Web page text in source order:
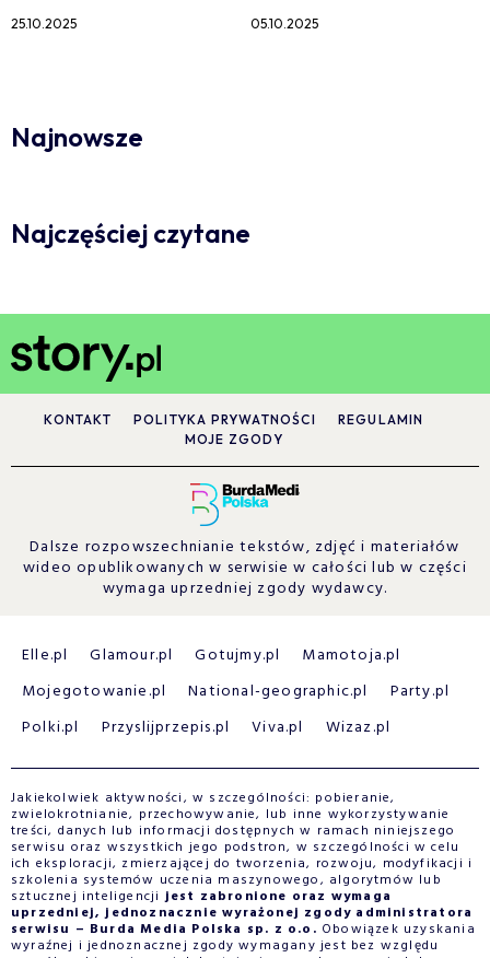
25.10.2025 05.10.2025
Najnowsze
Najczęściej czytane
KONTAKT POLITYKA PRYWATNOŚCI
REGULAMIN
MOJE ZGODY
Dalsze rozpowszechnianie tekstów, zdjęć i materiałów
wideo opublikowanych w serwisie w całości lub w części
wymaga uprzedniej zgody wydawcy.
Elle.pl Glamour.pl Gotujmy.pl
Mamotoja.pl
Mojegotowanie.pl
National-geographic.pl
Party.pl
Polki.pl
Przyslijprzepis.pl Viva.pl Wizaz.pl
Jakiekolwiek aktywności, w szczególności: pobieranie,
zwielokrotnianie, przechowywanie, lub inne wykorzystywanie
treści, danych lub informacji dostępnych w ramach niniejszego
serwisu oraz wszystkich jego podstron, w szczególności w celu
ich eksploracji, zmierzającej do tworzenia, rozwoju, modyfikacji i
szkolenia systemów uczenia maszynowego, algorytmów lub
sztucznej inteligencjijest zabronione oraz wymaga
uprzedniej, jednoznacznie wyrażonej zgody administratora
serwisu – Burda Media Polska sp. z o.o. Obowiązek uzyskania
wyraźnej i jednoznacznej zgody wymagany jest bez względu